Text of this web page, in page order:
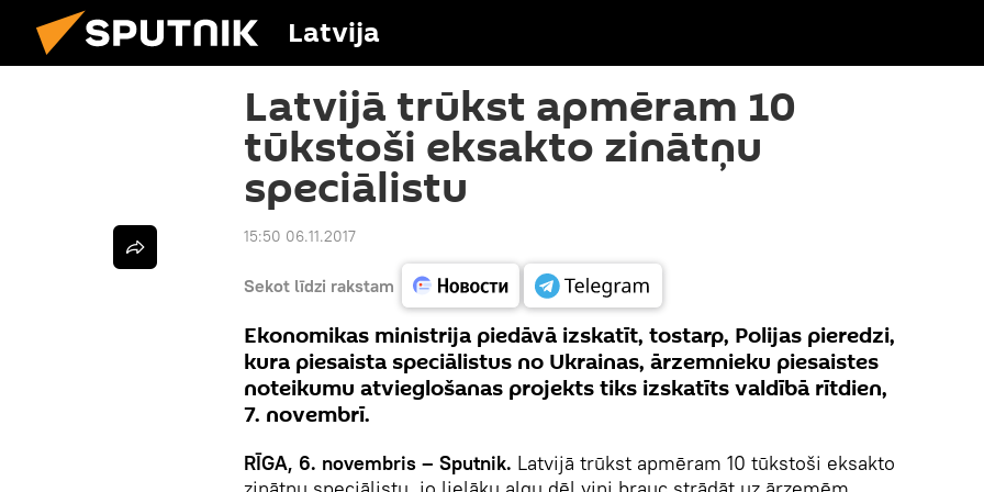
Latvija
Latvijā trūkst apmēram 10
tūkstoši eksakto zinātņu
speciālistu
15:50 06.11.2017
Sekot līdzi rakstam
Ekonomikas ministrija piedāvā izskatīt, tostarp, Polijas pieredzi,
kura piesaista speciālistus no Ukrainas, ārzemnieku piesaistes
noteikumu atvieglošanas projekts tiks izskatīts valdībā rītdien,
7. novembrī.
RĪGA, 6. novembris – Sputnik. Latvijā trūkst apmēram 10 tūkstoši eksakto